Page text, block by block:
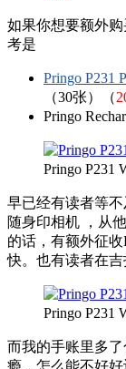
如果你想要额外
考是
Pringo P231
（30张）（
Pringo
Pringo P231
早已经有读者等不
随身印相机 ，从
的话，有额外征
快。也有读者在吉
Pringo P231
而我的手账里多
瘾，怎么能不好好